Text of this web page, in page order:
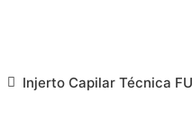
Injerto Capilar Técnica